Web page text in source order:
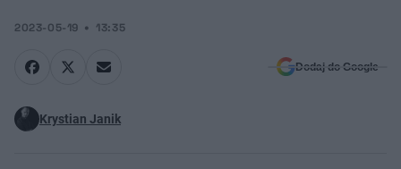
2023-05-19 13:35
Dodaj do Google
Krystian Janik